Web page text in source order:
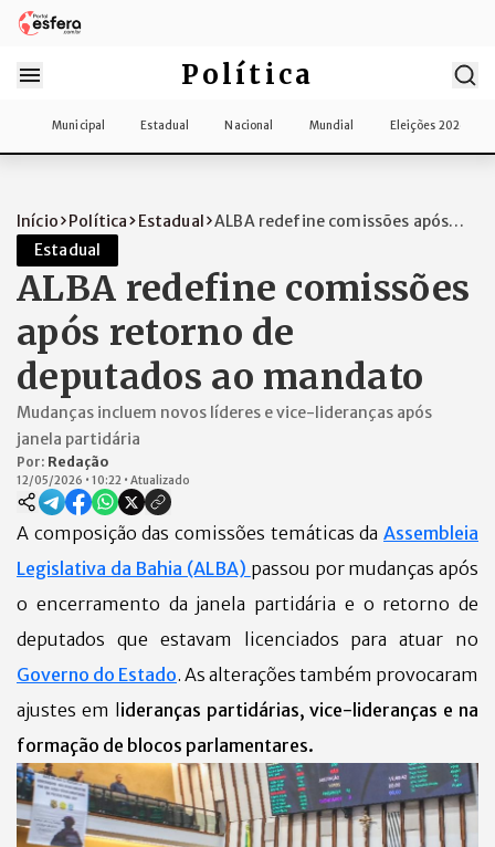
Política
Municipal Estadual Nacional Mundial Eleições 2026
Início Política Estadual ALBA redefine comissões após
Estadual
ALBA redefine comissões
após retorno de
deputados ao mandato
Mudanças incluem novos líderes e vice-lideranças após
janela partidária
Por: Redação
12/05/2026 • 10:22 • Atualizado
A composição das comissões temáticas da Assembleia
Legislativa da Bahia (ALBA) passou por mudanças após
o encerramento da janela partidária e o retorno de
deputados que estavam licenciados para atuar no
Governo do Estado. As alterações também provocaram
ajustes em lideranças partidárias, vice-lideranças e na
formação de blocos parlamentares.